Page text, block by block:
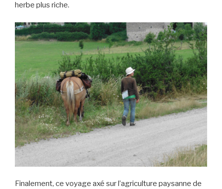
herbe plus riche.
Finalement, ce voyage axé sur l’agriculture paysanne de